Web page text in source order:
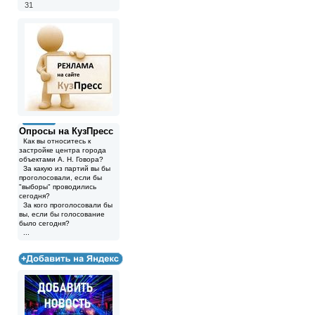
31
Опросы на КузПресс
Как вы относитесь к
застройке центра города
объектами А. Н. Говора?
За какую из партий вы бы
проголосовали, если бы
"выборы" проводились
сегодня?
За кого проголосовали бы
вы, если бы голосование
было сегодня?